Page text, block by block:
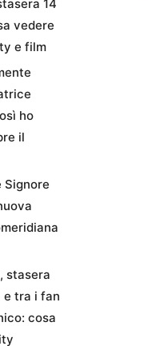
14
vedere
e film
ho
il
Signore
stasera
e tra i fan
cosa